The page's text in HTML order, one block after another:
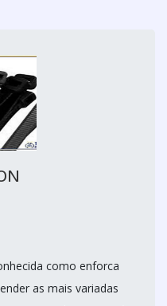
como enforca
as mais variadas